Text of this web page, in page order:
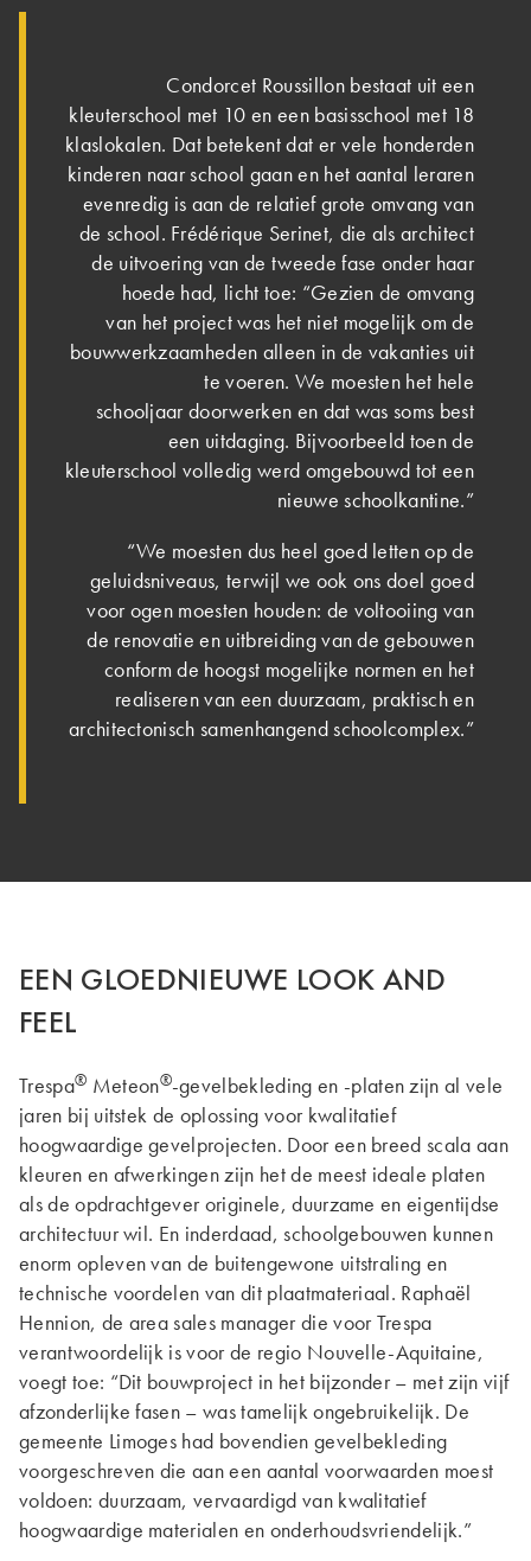
Condorcet Roussillon bestaat uit een
kleuterschool met 10 en een basisschool met 18
klaslokalen. Dat betekent dat er vele honderden
kinderen naar school gaan en het aantal leraren
evenredig is aan de relatief grote omvang van
de school. Frédérique Serinet, die als architect
de uitvoering van de tweede fase onder haar
hoede had, licht toe: “Gezien de omvang
van het project was het niet mogelijk om de
bouwwerkzaamheden alleen in de vakanties uit
te voeren. We moesten het hele
schooljaar doorwerken en dat was soms best
een uitdaging. Bijvoorbeeld toen de
kleuterschool volledig werd omgebouwd tot een
nieuwe schoolkantine.”
“We moesten dus heel goed letten op de
geluidsniveaus, terwijl we ook ons doel goed
voor ogen moesten houden: de voltooiing van
de renovatie en uitbreiding van de gebouwen
conform de hoogst mogelijke normen en het
realiseren van een duurzaam, praktisch en
architectonisch samenhangend schoolcomplex.”
EEN GLOEDNIEUWE LOOK AND
FEEL
Trespa® Meteon®-gevelbekleding en -platen zijn al vele
jaren bij uitstek de oplossing voor kwalitatief
hoogwaardige gevelprojecten. Door een breed scala aan
kleuren en afwerkingen zijn het de meest ideale platen
als de opdrachtgever originele, duurzame en eigentijdse
architectuur wil. En inderdaad, schoolgebouwen kunnen
enorm opleven van de buitengewone uitstraling en
technische voordelen van dit plaatmateriaal. Raphaël
Hennion, de area sales manager die voor Trespa
verantwoordelijk is voor de regio Nouvelle-Aquitaine,
voegt toe: “Dit bouwproject in het bijzonder – met zijn vijf
afzonderlijke fasen – was tamelijk ongebruikelijk. De
gemeente Limoges had bovendien gevelbekleding
voorgeschreven die aan een aantal voorwaarden moest
voldoen: duurzaam, vervaardigd van kwalitatief
hoogwaardige materialen en onderhoudsvriendelijk.”